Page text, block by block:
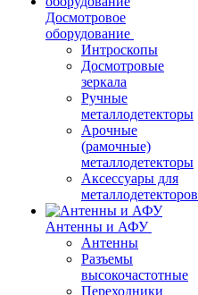
Досмотровое
оборудование
Интроскопы
Досмотровые
зеркала
Ручные
металлодетекторы
Арочные
(рамочные)
металлодетекторы
Аксессуары для
металлодетекторов
Антенны и АФУ
Антенны
Разъемы
высокочастотные
Переходники